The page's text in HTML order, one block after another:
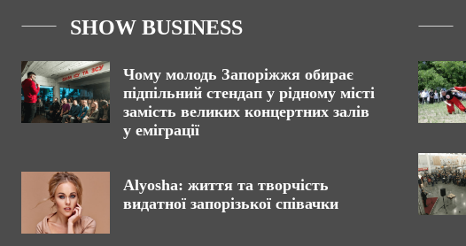
SHOW BUSINESS
Чому молодь Запоріжжя обирає
підпільний стендап у рідному місті
замість великих концертних залів
у еміграції
Alyosha: життя та творчість
видатної запорізької співачки